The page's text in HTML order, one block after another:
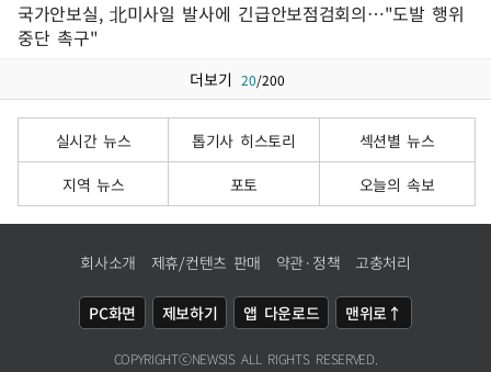
국가안보실, 北미사일 발사에 긴급안보점검회의…"도발 행위
중단 촉구"
더보기 20/200
실시간 뉴스 톱기사 히스토리
섹션별 뉴스
지역 뉴스
포토 오늘의 속보
회사소개 제휴/컨텐츠 판매 약관·정책 고충처리
PC화면 제보하기 앱 다운로드 맨위로↑
COPYRIGHTⓒNEWSISALL RIGHTS RESERVED.